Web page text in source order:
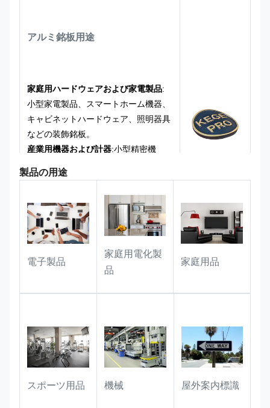
フの深さなどのカスタマイズされた調
整をサポートします。
アルミ銘板用途
家庭用ハードウェアおよび家電製品:
小型家電製品、スマートホーム機器、
キャビネットハードウェア、照明器具
などの装飾銘板。
産業用機器および計器:小型精密機
のパラメータ識別プレート。
スーツケース、アパレル、アクセサリ
ー
高級レザーバッグ、作業服、アウ
トドア用バックパックに使用される金
属製の装飾タグです。
製品の用途
電子製品
家庭用電化製
品
家庭用品
スポーツ用品 機械 屋外案内標識